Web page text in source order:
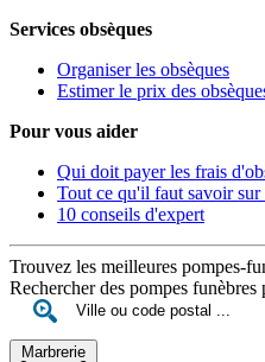
Services obsèques
Organiser les obsèques
Estimer le prix des
Pour vous aider
Qui doit payer les frais
Tout ce qu'il faut savoir sur
10 conseils d'expert
Trouvez les meilleures pompes-
Rechercher des pompes
Marbrerie